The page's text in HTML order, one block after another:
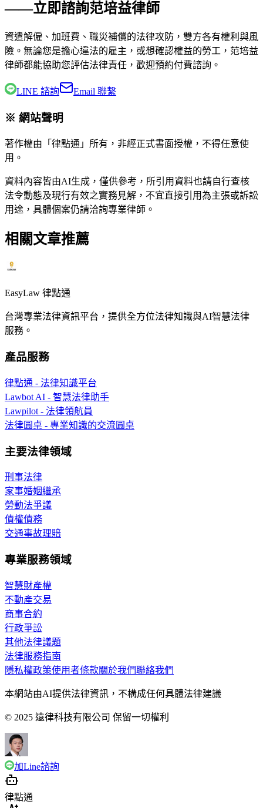
——立即諮詢范培益律師
資遣解僱、加班費、職災補償的法律攻防，雙方各有權利與風
險。無論您是擔心違法的雇主，或想確認權益的勞工， 范培益
律師都能協助您評估法律責任，歡迎預約付費諮詢。
LINE 諮詢 Email 聯繫
※ 網站聲明
著作權由「律點通」所有，非經正式書面授權，不得任意使
用。
資料內容皆由AI生成，僅供參考，所引用資料也請自行查核
法令動態及現行有效之實務見解，不宜直接引用為主張或訴訟
用途，具體個案仍請洽詢專業律師。
相關文章推薦
EasyLaw 律點通
台灣專業法律資訊平台，提供全方位法律知識與AI智慧法律
服務。
產品服務
律點通 - 法律知識平台
Lawbot AI - 智慧法律助手
Lawpilot - 法律領航員
法律圓桌 - 專業知識的交流圓桌
主要法律領域
刑事法律
家事婚姻繼承
勞動法爭議
債權債務
交通事故理賠
專業服務領域
智慧財產權
不動產交易
商事合約
行政爭訟
其他法律議題
法律服務指南
隱私權政策使用者條款關於我們聯絡我們
本網站由AI提供法律資訊，不構成任何具體法律建議
© 2025 遠律科技有限公司 保留一切權利
加Line諮詢
律點通